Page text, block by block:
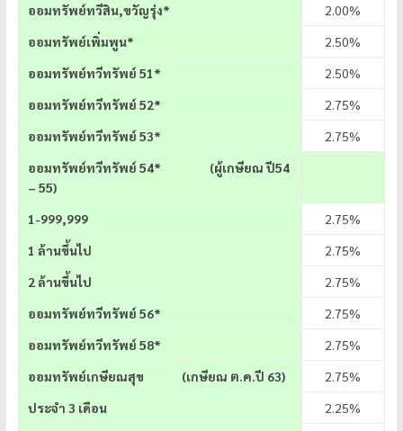
ออมทรัพย์ทวีสิน,ขวัญรุ่ง*
2.00%
ออมทรัพย์เพิ่มพูน*
2.50%
ออมทรัพย์ทวีทรัพย์ 51*
2.50%
ออมทรัพย์ทวีทรัพย์ 52*
2.75%
ออมทรัพย์ทวีทรัพย์ 53*
2.75%
ออมทรัพย์ทวีทรัพย์ 54* (ผู้เกษียณ ปี54
– 55)
1-999,999
2.75%
1 ล้านขึ้นไป
2.75%
2 ล้านขึ้นไป
2.75%
ออมทรัพย์ทวีทรัพย์ 56*
2.75%
ออมทรัพย์ทวีทรัพย์ 58*
2.75%
ออมทรัพย์เกษียณสุข (เกษียณ ต.ค.ปี 63)
2.75%
ประจำ 3 เดือน
2.25%